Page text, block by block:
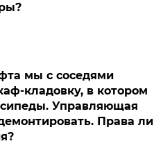
мы с соседями
кладовку, в котором
Управляющая
Права ли